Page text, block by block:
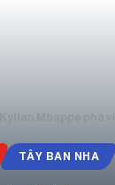
TÂY BAN NHA